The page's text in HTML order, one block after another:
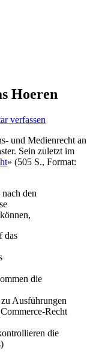
Hoeren
verfassen
und Medienrecht an
Sein zuletzt im
» (505 S., Format:
den
das
die
Ausführungen
Recht
die